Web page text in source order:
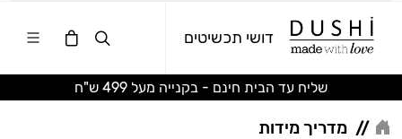
דושי תכשיטים
שליח עד הבית חינם - בקנייה מעל 499 ש"ח
// מדריך מידות